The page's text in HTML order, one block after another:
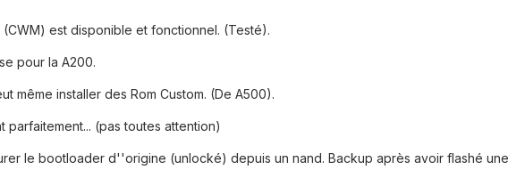
est disponible et fonctionnel. (Testé).
pour la A200.
même installer des Rom Custom. (De A500).
parfaitement... (pas toutes attention)
le bootloader d''origine (unlocké) depuis un nand. Backup après avoir flashé